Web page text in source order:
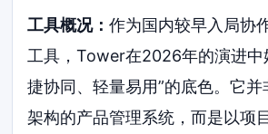
工具概况：作为国内较早入局协
工具，Tower在2026年的演进中
捷协同、轻量易用”的底色。它
架构的产品管理系统，而是以项